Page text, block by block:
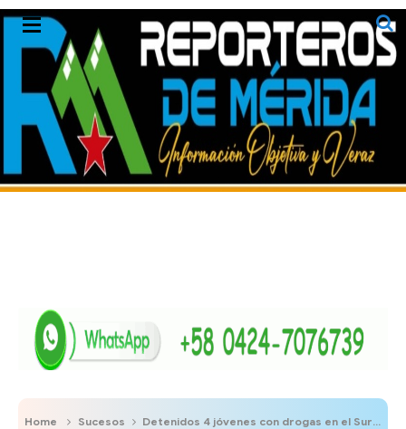
Home Sucesos Detenidos 4 jóvenes con drogas en el Sur del Lago